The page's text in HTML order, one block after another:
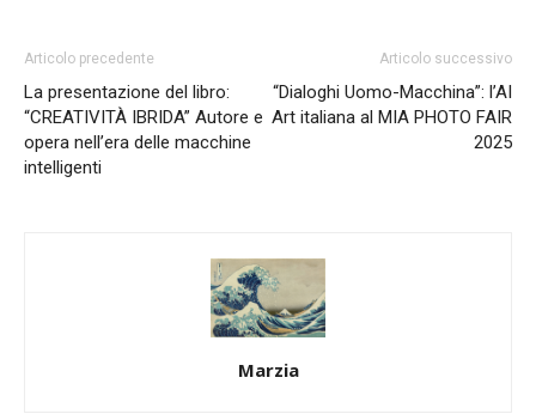
Articolo precedente
La presentazione del libro:
“CREATIVITÀ IBRIDA” Autore e
opera nell’era delle macchine
intelligenti
Articolo successivo
“Dialoghi Uomo-Macchina”: l’AI
Art italiana al MIA PHOTO FAIR
2025
Marzia